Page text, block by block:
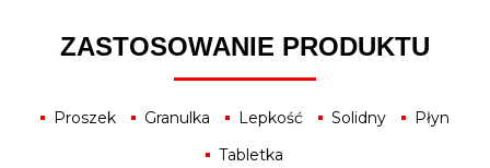
ZASTOSOWANIE PRODUKTU
Proszek Granulka Lepkość Solidny
Płyn
Tabletka